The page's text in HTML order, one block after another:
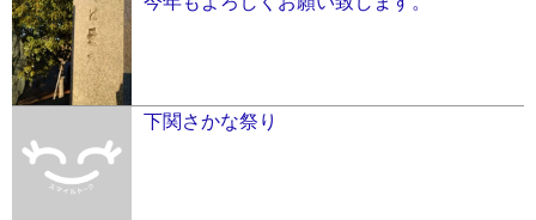
下関さかな祭り